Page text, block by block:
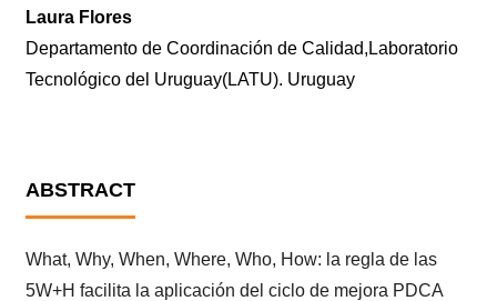
Laura Flores
Departamento de Coordinación de Calidad,Laboratorio
Tecnológico del Uruguay(LATU). Uruguay
ABSTRACT
What, Why, When, Where, Who, How: la regla de las
5W+H facilita la aplicación del ciclo de mejora PDCA